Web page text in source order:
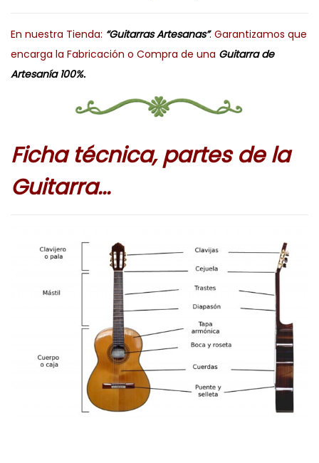
En nuestra Tienda: “Guitarras Artesanas”. Garantizamos que
encarga la Fabricación o Compra de una Guitarra de
Artesanía 100%.
Ficha técnica, partes de la
Guitarra...